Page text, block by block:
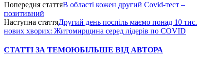
Попередня статтяВ області кожен другий Covid-тест –
позитивний
Наступна статтяДругий день поспіль маємо понад 10 тис.
нових хворих: Житомирщина серед лідерів по COVID
СТАТТІ ЗА ТЕМОЮБІЛЬШЕ ВІД АВТОРА